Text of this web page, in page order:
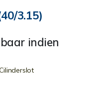
3.15)
indien